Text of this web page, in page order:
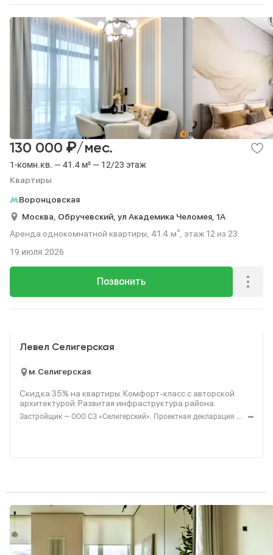
1-комн.кв. — 41.4 м² — 12/23 этаж
Квартиры
130 000 ₽/мес.
Воронцовская
Москва, Обручевский, ул Академика Челомея, 1А
Аренда однокомнатной квартиры, 41.4 м², этаж 12 из 23.
Позвонить
19 июля 2026
Левел Селигерская
м. Селигерская
Скидка 35% на квартиры. Комфорт‑класс с авторской
архитектурой. Развитая инфраструктура района.
Застройщик — ООО СЗ «Селигерский». Проектная декларация — наш.дом.рф. Акция до 28.02.26. Не оферта. Подробности — Level.ru